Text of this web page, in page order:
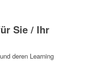
Sie / Ihr
deren Learning